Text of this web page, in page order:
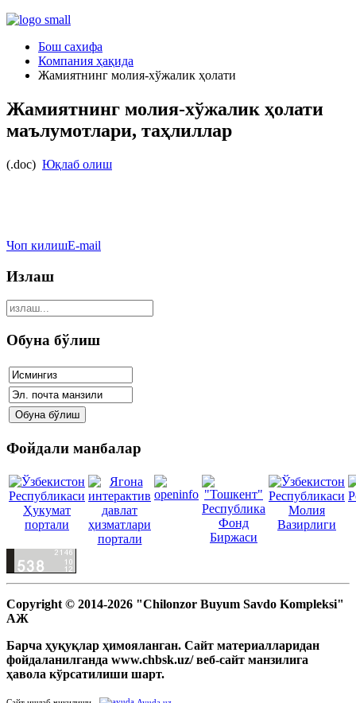
Бош сахифа
Компания ҳақида
Жамиятнинг молия-хўжалик ҳолати
Жамиятнинг молия-хўжалик ҳолати
маълумотлари, таҳлиллар
(.doc) Юқлаб олиш
Чоп килишE-mail
Излаш
Обуна бўлиш
Фойдали манбалар
Copyright © 2014-2026 "Chilonzor Buyum Savdo Kompleksi"
АЖ
Барча ҳуқуқлар ҳимояланган. Сайт материалларидан
фойдаланилганда www.chbsk.uz/ веб-сайт манзилига
ҳавола кўрсатилиши шарт.